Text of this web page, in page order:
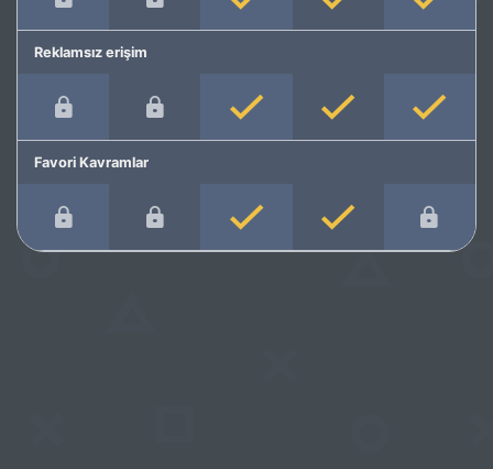
Reklamsız erişim
Favori Kavramlar